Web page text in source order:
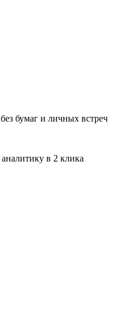
бумаг и личных встреч
в 2 клика